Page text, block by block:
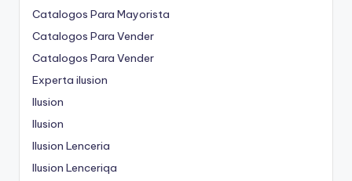
Catalogos Para Mayorista
Catalogos Para Vender
Catalogos Para Vender
Experta ilusion
Ilusion
Ilusion
Ilusion Lenceria
Ilusion Lenceriqa